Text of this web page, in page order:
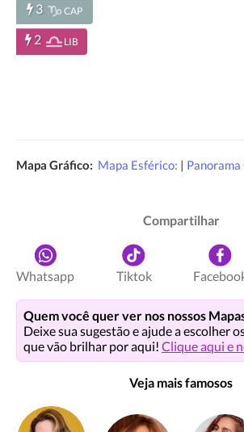
3 CAP
2 LIB
Mapa Gráfico: Mapa Esférico: | Panorama
Compartilhar
Whatsapp Tiktok
Quem você quer ver nos nossos
Deixe sua sugestão e ajude a escolher
que vão brilhar por aqui! Clique aqui e
Veja mais famosos